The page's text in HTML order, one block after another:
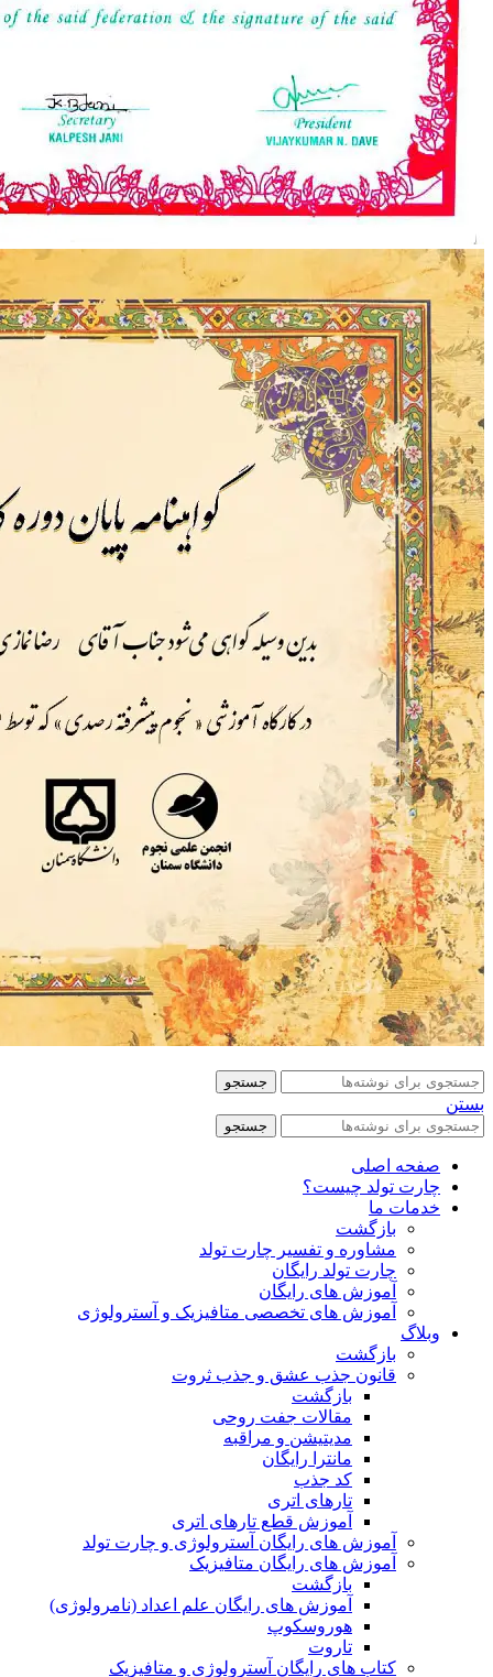
جستجو
بستن
جستجو
صفحه اصلی
چارت تولد چیست؟
خدمات ما
بازگشت
مشاوره و تفسیر چارت تولد
چارت تولد رایگان
آموزش های رایگان
آموزش های تخصصی متافیزیک و آسترولوژی
وبلاگ
بازگشت
قانون جذب عشق و جذب ثروت
بازگشت
مقالات جفت روحی
مدیتیشن و مراقبه
مانترا رایگان
کد جذب
تارهای اتری
آموزش قطع تارهای اتری
آموزش های رایگان آسترولوژی و چارت تولد
آموزش های رایگان متافیزیک
بازگشت
آموزش های رایگان علم اعداد (نامرولوژی)
هوروسکوپ
تاروت
کتاب های رایگان آسترولوژی و متافیزیک